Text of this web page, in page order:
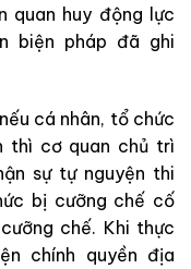
quan huy động lực
biện pháp đã ghi
cá nhân, tổ chức
thì cơ quan chủ trì
sự tự nguyện thi
bị cưỡng chế cố
chế. Khi thực
chính quyền địa